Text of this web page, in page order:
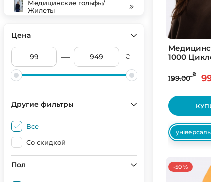
Медицинские гольфы/
Жилеты
Медицинские колпаки
SALE
Цена
— ₴
Другие фильтры
Все
Со скидкой
Пол
1000
199.00 ₴
-50 %